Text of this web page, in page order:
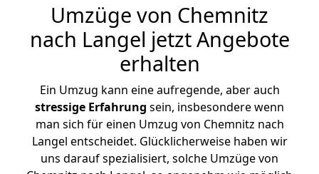
Umzüge von Chemnitz
nach Langel jetzt Angebote
erhalten
Ein Umzug kann eine aufregende, aber auch
stressige Erfahrung sein, insbesondere wenn
man sich für einen Umzug von Chemnitz nach
Langel entscheidet. Glücklicherweise haben wir
uns darauf spezialisiert, solche Umzüge von